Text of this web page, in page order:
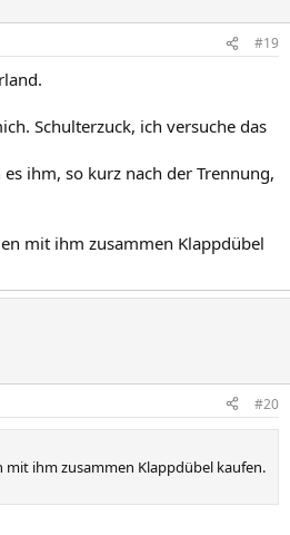
#19
Schulterzuck, ich versuche das
ihm, so kurz nach der Trennung,
mit ihm zusammen Klappdübel
#20
ihm zusammen Klappdübel kaufen.